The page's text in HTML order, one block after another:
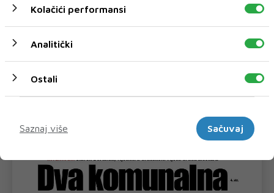
FBiH nema objedinjene podatke o
povučenom i uništenom mesu, prekršaji
jedinstvena baza podataka o kontr...
Kolačići performansi
Analitički
Ostali
Saznaj više
Sačuvaj